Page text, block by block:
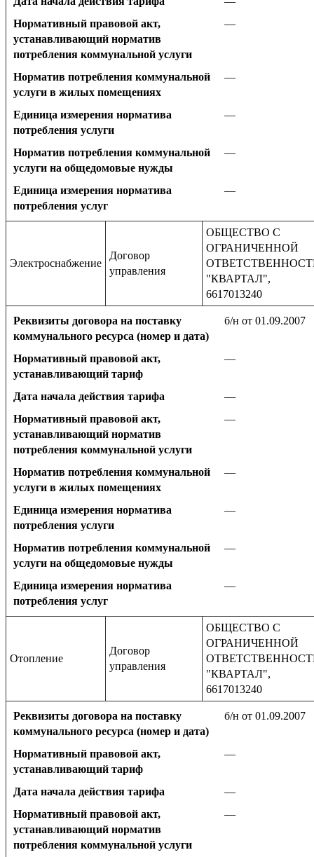
Нормативный правовой акт,
устанавливающий норматив
потребления коммунальной услуги
—
Норматив потребления коммунальной
услуги в жилых помещениях
—
Единица измерения норматива
потребления услуги
—
Норматив потребления коммунальной
услуги на общедомовые нужды
—
Единица измерения норматива
потребления услуг
—
Электроснабжение
Договор
управления
ОБЩЕСТВО С
ОГРАНИЧЕННОЙ
"КВАРТАЛ",
6617013240
Реквизиты договора на поставку
коммунального ресурса (номер и дата)
б/н от 01.09.2007
Нормативный правовой акт,
устанавливающий тариф
—
Дата начала действия тарифа
—
Нормативный правовой акт,
устанавливающий норматив
потребления коммунальной услуги
—
Норматив потребления коммунальной
услуги в жилых помещениях
—
Единица измерения норматива
потребления услуги
—
Норматив потребления коммунальной
услуги на общедомовые нужды
—
Единица измерения норматива
потребления услуг
—
Отопление
Договор
управления
ОБЩЕСТВО С
ОГРАНИЧЕННОЙ
"КВАРТАЛ",
6617013240
Реквизиты договора на поставку
коммунального ресурса (номер и дата)
б/н от 01.09.2007
Нормативный правовой акт,
устанавливающий тариф
—
Дата начала действия тарифа
—
Нормативный правовой акт,
устанавливающий норматив
потребления коммунальной услуги
—